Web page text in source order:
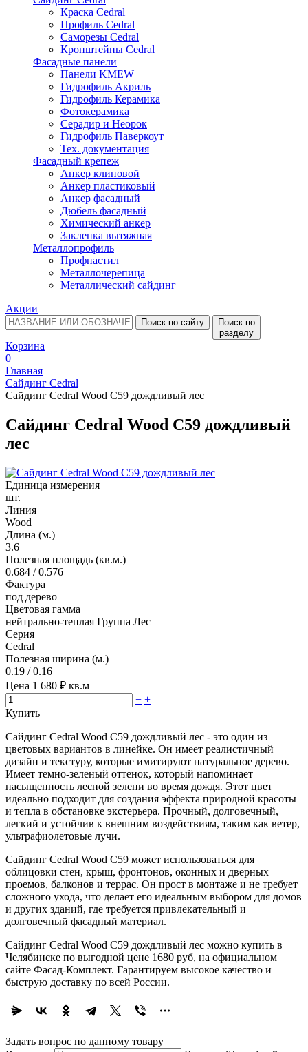
Краска Cedral
Профиль Cedral
Саморезы Cedral
Кронштейны Cedral
Фасадные панели
Панели KMEW
Гидрофиль Акриль
Гидрофиль Керамика
Фотокерамика
Серадир и Неорок
Гидрофиль Паверкоут
Тех. документация
Фасадный крепеж
Анкер клиновой
Анкер пластиковый
Анкер фасадный
Дюбель фасадный
Химический анкер
Заклепка вытяжная
Металлопрофиль
Профнастил
Металлочерепица
Металлический сайдинг
Акции
Поиск по сайту
Поиск по
разделу
Корзина
0
Главная
Сайдинг Cedral
Сайдинг Cedral Wood C59 дождливый лес
Сайдинг Cedral Wood C59 дождливый
лес
Единица измерения
шт.
Линия
Wood
Длина (м.)
3.6
Полезная площадь (кв.м.)
0.684 / 0.576
Фактура
под дерево
Цветовая гамма
нейтрально-теплая Группа Лес
Серия
Cedral
Полезная ширина (м.)
0.19 / 0.16
Цена 1 680 ₽ кв.м
− +
Купить
Сайдинг Cedral Wood C59 дождливый лес - это один из
цветовых вариантов в линейке. Он имеет реалистичный
дизайн и текстуру, которые имитируют натуральное дерево.
Имеет темно-зеленый оттенок, который напоминает
насыщенность лесной зелени во время дождя. Этот цвет
идеально подходит для создания эффекта природной красоты
и тепла в обстановке экстерьера. Прочный, долговечный,
легкий и устойчив к внешним воздействиям, таким как ветер,
ультрафиолетовые лучи.
Сайдинг Cedral Wood C59 может использоваться для
облицовки стен, крыш, фронтонов, оконных и дверных
проемов, балконов и террас. Он прост в монтаже и не требует
сложного ухода, что делает его идеальным выбором для домов
и других зданий, где требуется привлекательный и
долговечный фасадный материал.
Сайдинг Cedral Wood C59 дождливый лес можно купить в
Челябинске по выгодной цене 1680 руб, на официальном
сайте Фасад-Комплект. Гарантируем высокое качество и
быструю доставку по всей России.
Задать вопрос по данному товару